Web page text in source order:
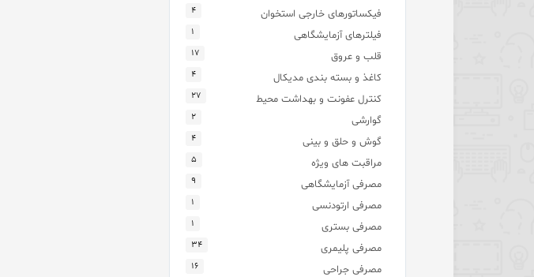
فیکساتورهای خارجی استخوان ۴
فیلترهای آزمایشگاهی ۱
قلب و عروق ۱۷
کاغذ و بسته بندی مدیکال ۴
کنترل عفونت و بهداشت محیط ۲۷
گوارشی ۲
گوش و حلق و بینی ۴
مراقبت های ویژه ۵
مصرفی آزمایشگاهی ۹
مصرفی ارتودنسی ۱
مصرفی بستری ۱
مصرفی پلیمری ۳۴
مصرفی جراحی ۱۶